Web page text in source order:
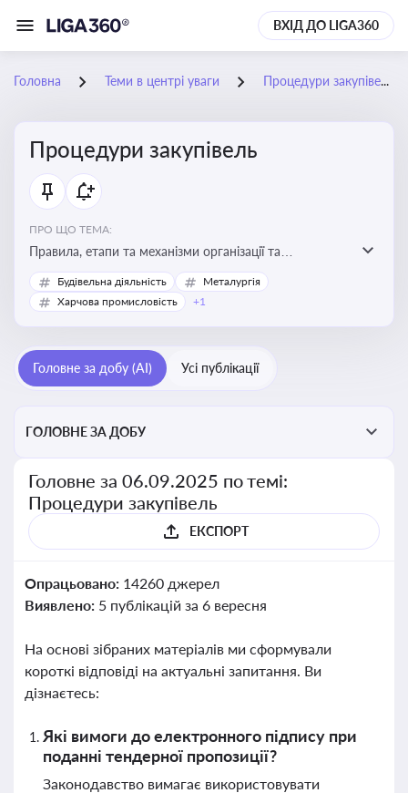
ВХІД ДО LIGA360
Головна Теми в центрі уваги Процедури закупівель
Процедури закупівель
ПРО ЩО ТЕМА:
Правила, етапи та механізми організації та
проведення закупівель товарів, робіт та послуг за
державні чи публічні кошти
Будівельна діяльність
Металургія
Харчова промисловість
+1
Головне за добу (AI) Усі публікації
ГОЛОВНЕ ЗА ДОБУ
Головне за 06.09.2025 по темі:
Процедури закупівель
ЕКСПОРТ
Опрацьовано: 14260 джерел
Виявлено: 5 публікацій за 6 вересня
На основі зібраних матеріалів ми сформували
короткі відповіді на актуальні запитання. Ви
дізнаєтесь:
Які вимоги до електронного підпису при
поданні тендерної пропозиції?
Законодавство вимагає використовувати